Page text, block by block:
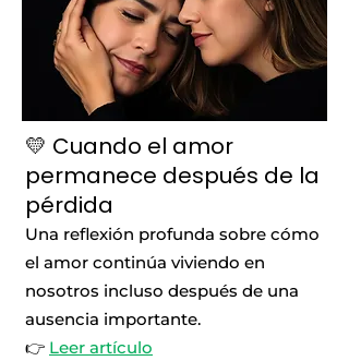
💛 Cuando el amor
permanece después de la
pérdida
Una reflexión profunda sobre cómo
el amor continúa viviendo en
nosotros incluso después de una
ausencia importante.
👉 Leer artículo